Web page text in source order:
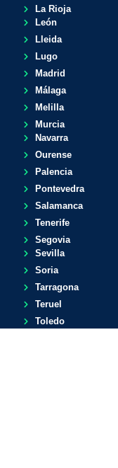
La Rioja
León
Lleida
Lugo
Madrid
Málaga
Melilla
Murcia
Navarra
Ourense
Palencia
Pontevedra
Salamanca
Tenerife
Segovia
Sevilla
Soria
Tarragona
Teruel
Toledo